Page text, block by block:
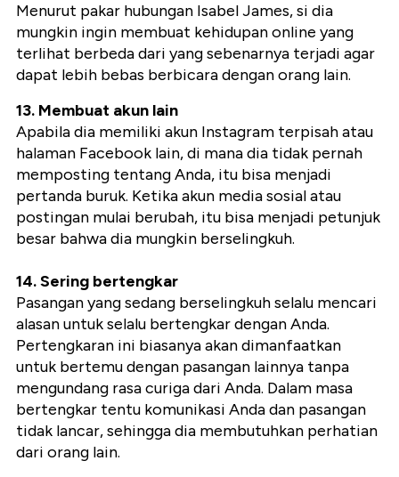
Menurut pakar hubungan Isabel James, si dia
mungkin ingin membuat kehidupan online yang
terlihat berbeda dari yang sebenarnya terjadi agar
dapat lebih bebas berbicara dengan orang lain.
13. Membuat akun lain
Apabila dia memiliki akun Instagram terpisah atau
halaman Facebook lain, di mana dia tidak pernah
memposting tentang Anda, itu bisa menjadi
pertanda buruk. Ketika akun media sosial atau
postingan mulai berubah, itu bisa menjadi petunjuk
besar bahwa dia mungkin berselingkuh.
14. Sering bertengkar
Pasangan yang sedang berselingkuh selalu mencari
alasan untuk selalu bertengkar dengan Anda.
Pertengkaran ini biasanya akan dimanfaatkan
untuk bertemu dengan pasangan lainnya tanpa
mengundang rasa curiga dari Anda. Dalam masa
bertengkar tentu komunikasi Anda dan pasangan
tidak lancar, sehingga dia membutuhkan perhatian
dari orang lain.